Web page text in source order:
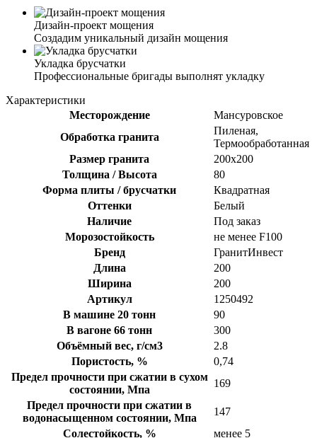
Дизайн-проект мощения
Создадим уникальный дизайн мощения
Укладка брусчатки
Профессиональные бригады выполнят укладку
Характеристики
Месторождение
Мансуровское
Обработка гранита
Пиленая,
Термообработанная
Размер гранита
200х200
Толщина / Высота
80
Форма плиты / брусчатки
Квадратная
Оттенки
Белый
Наличие
Под заказ
Морозостойкость
не менее F100
Бренд
ГранитИнвест
Длина
200
Ширина
200
Артикул
1250492
В машине 20 тонн
90
В вагоне 66 тонн
300
Объёмный вес, г/см3
2.8
Пористость, %
0,74
Предел прочности при сжатии в сухом
состоянии, Мпа
169
Предел прочности при сжатии в
водонасыщенном состоянии, Мпа
147
Солестойкость, %
менее 5